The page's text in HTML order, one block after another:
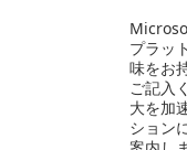
プラッ
味をお
ご記入
大を加
ション